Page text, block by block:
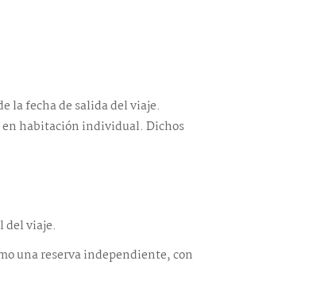
la fecha de salida del viaje.
en habitación individual. Dichos
del viaje.
una reserva independiente, con